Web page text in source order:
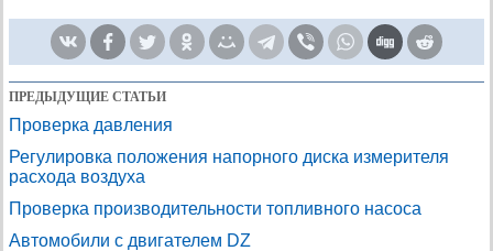
ПРЕДЫДУЩИЕ СТАТЬИ
Проверка давления
Регулировка положения напорного диска измерителя
расхода воздуха
Проверка производительности топливного насоса
Автомобили с двигателем DZ